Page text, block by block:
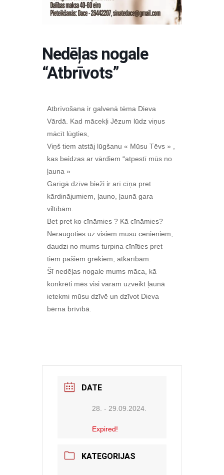
Nedēļas nogale
“Atbrīvots”
Atbrīvošana ir galvenā tēma Dieva
Vārdā. Kad mācekļi Jēzum lūdz viņus
mācīt lūgties,
Viņš tiem atstāj lūgšanu « Mūsu Tēvs » ,
kas beidzas ar vārdiem “atpestī mūs no
ļauna »
Garīgā dzīve bieži ir arī cīņa pret
kārdinājumiem, ļauno, ļaunā gara
viltībām.
Bet pret ko cīnāmies ? Kā cīnāmies?
Neraugoties uz visiem mūsu cenieniem,
daudzi no mums turpina cīnīties pret
tiem pašiem grēkiem, atkarībām.
Šī nedēļas nogale mums māca, kā
konkrēti mēs visi varam uzveikt ļaunā
ietekmi mūsu dzīvē un dzīvot Dieva
bērna brīvībā.
DATE
28. - 29.09.2024.
Expired!
KATEGORIJAS